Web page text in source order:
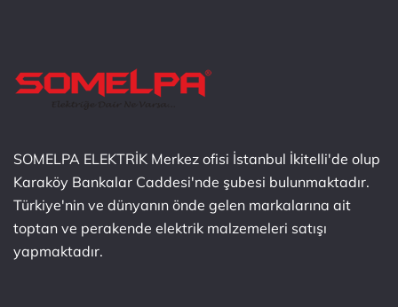
SOMELPA ELEKTRİK Merkez ofisi İstanbul İkitelli'de olup
Karaköy Bankalar Caddesi'nde şubesi bulunmaktadır.
Türkiye'nin ve dünyanın önde gelen markalarına ait
toptan ve perakende elektrik malzemeleri satışı
yapmaktadır.